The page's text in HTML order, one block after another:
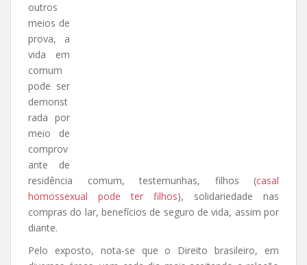
outros
meios de
prova, a
vida em
comum
pode ser
demonst
rada por
meio de
comprov
ante de
residência comum, testemunhas, filhos (casal
homossexual pode ter filhos), solidariedade nas
compras do lar, benefícios de seguro de vida, assim por
diante.
Pelo exposto, nota-se que o Direito brasileiro, em